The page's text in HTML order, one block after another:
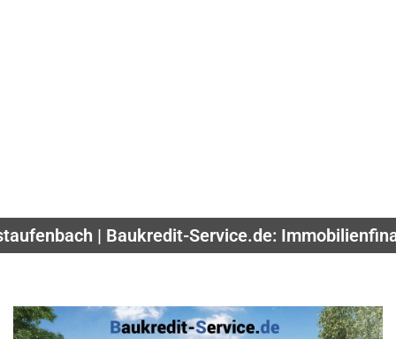
| Baukredit-Service.de: